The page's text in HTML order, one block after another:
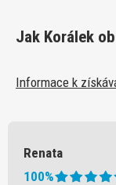
Jak Korálek
Informace k
Renata
100%